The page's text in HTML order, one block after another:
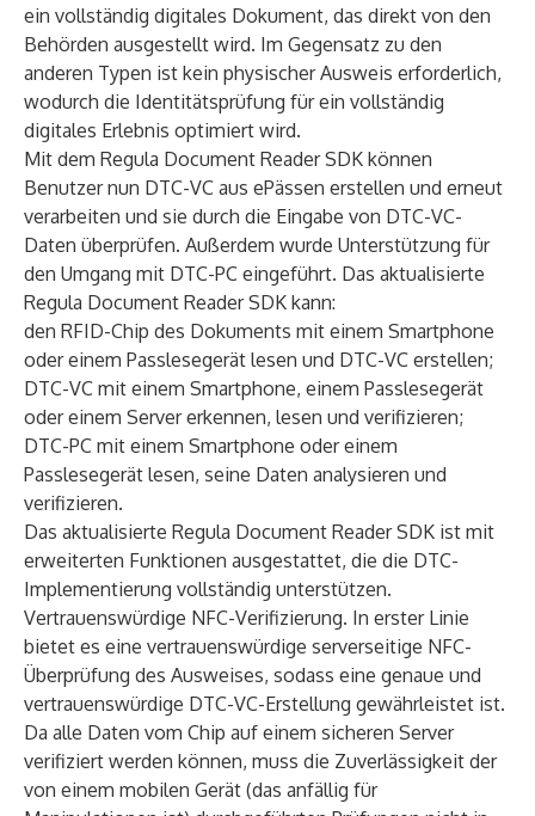
ein vollständig digitales Dokument, das direkt von den
Behörden ausgestellt wird. Im Gegensatz zu den
anderen Typen ist kein physischer Ausweis erforderlich,
wodurch die Identitätsprüfung für ein vollständig
digitales Erlebnis optimiert wird.
Mit dem Regula Document Reader SDK können
Benutzer nun DTC-VC aus ePässen erstellen und erneut
verarbeiten und sie durch die Eingabe von DTC-VC-
Daten überprüfen. Außerdem wurde Unterstützung für
den Umgang mit DTC-PC eingeführt. Das aktualisierte
Regula Document Reader SDK kann:
den RFID-Chip des Dokuments mit einem Smartphone
oder einem Passlesegerät lesen und DTC-VC erstellen;
DTC-VC mit einem Smartphone, einem Passlesegerät
oder einem Server erkennen, lesen und verifizieren;
DTC-PC mit einem Smartphone oder einem
Passlesegerät lesen, seine Daten analysieren und
verifizieren.
Das aktualisierte Regula Document Reader SDK ist mit
erweiterten Funktionen ausgestattet, die die DTC-
Implementierung vollständig unterstützen.
Vertrauenswürdige NFC-Verifizierung. In erster Linie
bietet es eine vertrauenswürdige serverseitige NFC-
Überprüfung des Ausweises, sodass eine genaue und
vertrauenswürdige DTC-VC-Erstellung gewährleistet ist.
Da alle Daten vom Chip auf einem sicheren Server
verifiziert werden können, muss die Zuverlässigkeit der
von einem mobilen Gerät (das anfällig für